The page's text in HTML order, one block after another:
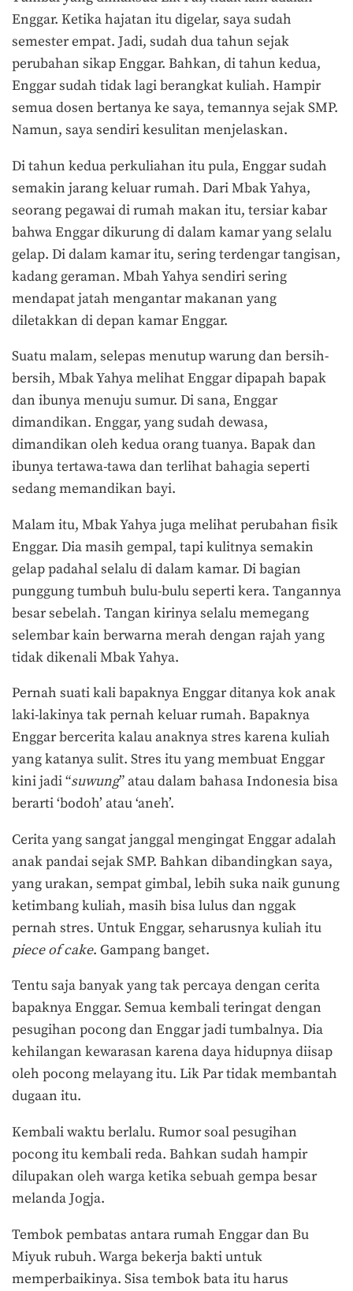
Enggar. Ketika hajatan itu digelar, saya sudah
semester empat. Jadi, sudah dua tahun sejak
perubahan sikap Enggar. Bahkan, di tahun kedua,
Enggar sudah tidak lagi berangkat kuliah. Hampir
semua dosen bertanya ke saya, temannya sejak SMP.
Namun, saya sendiri kesulitan menjelaskan.
Di tahun kedua perkuliahan itu pula, Enggar sudah
semakin jarang keluar rumah. Dari Mbak Yahya,
seorang pegawai di rumah makan itu, tersiar kabar
bahwa Enggar dikurung di dalam kamar yang selalu
gelap. Di dalam kamar itu, sering terdengar tangisan,
kadang geraman. Mbah Yahya sendiri sering
mendapat jatah mengantar makanan yang
diletakkan di depan kamar Enggar.
Suatu malam, selepas menutup warung dan bersih-
bersih, Mbak Yahya melihat Enggar dipapah bapak
dan ibunya menuju sumur. Di sana, Enggar
dimandikan. Enggar, yang sudah dewasa,
dimandikan oleh kedua orang tuanya. Bapak dan
ibunya tertawa-tawa dan terlihat bahagia seperti
sedang memandikan bayi.
Malam itu, Mbak Yahya juga melihat perubahan fisik
Enggar. Dia masih gempal, tapi kulitnya semakin
gelap padahal selalu di dalam kamar. Di bagian
punggung tumbuh bulu-bulu seperti kera. Tangannya
besar sebelah. Tangan kirinya selalu memegang
selembar kain berwarna merah dengan rajah yang
tidak dikenali Mbak Yahya.
Pernah suati kali bapaknya Enggar ditanya kok anak
laki-lakinya tak pernah keluar rumah. Bapaknya
Enggar bercerita kalau anaknya stres karena kuliah
yang katanya sulit. Stres itu yang membuat Enggar
kini jadi “suwung” atau dalam bahasa Indonesia bisa
berarti ‘bodoh’ atau ‘aneh’.
Cerita yang sangat janggal mengingat Enggar adalah
anak pandai sejak SMP. Bahkan dibandingkan saya,
yang urakan, sempat gimbal, lebih suka naik gunung
ketimbang kuliah, masih bisa lulus dan nggak
pernah stres. Untuk Enggar, seharusnya kuliah itu
piece of cake. Gampang banget.
Tentu saja banyak yang tak percaya dengan cerita
bapaknya Enggar. Semua kembali teringat dengan
pesugihan pocong dan Enggar jadi tumbalnya. Dia
kehilangan kewarasan karena daya hidupnya diisap
oleh pocong melayang itu. Lik Par tidak membantah
dugaan itu.
Kembali waktu berlalu. Rumor soal pesugihan
pocong itu kembali reda. Bahkan sudah hampir
dilupakan oleh warga ketika sebuah gempa besar
melanda Jogja.
Tembok pembatas antara rumah Enggar dan Bu
Miyuk rubuh. Warga bekerja bakti untuk
memperbaikinya. Sisa tembok bata itu harus